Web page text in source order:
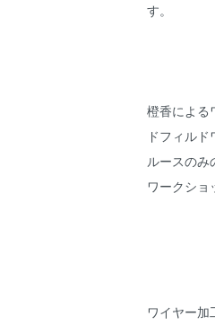
す。
橙香によ
ドフィルド
ルースの
ワークシ
ワイヤー